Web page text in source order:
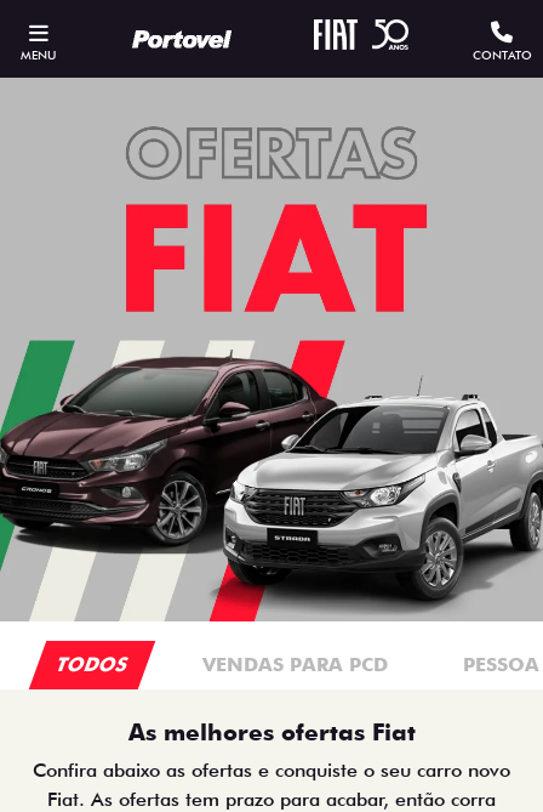
MENU CONTATO
TODOS VENDAS PARA PCD
As melhores ofertas Fiat
Confira abaixo as ofertas e conquiste o seu carro novo
Fiat. As ofertas tem prazo para acabar, então corra